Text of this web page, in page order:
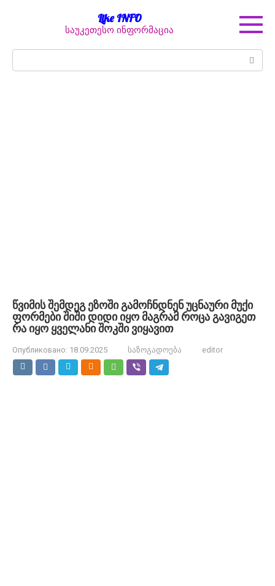
Like INFO
საუკეთესო ინფორმაცია
წვიმის შემდეგ ეზოში გამოჩნდნენ უცნაური მუქი
ფორმები შიში დიდი იყო მაგრამ როცა გავიგეთ
რა იყო ყველანი შოკში ვიყავით
Опубликовано: 18.09.2025 საზოგადოება editor